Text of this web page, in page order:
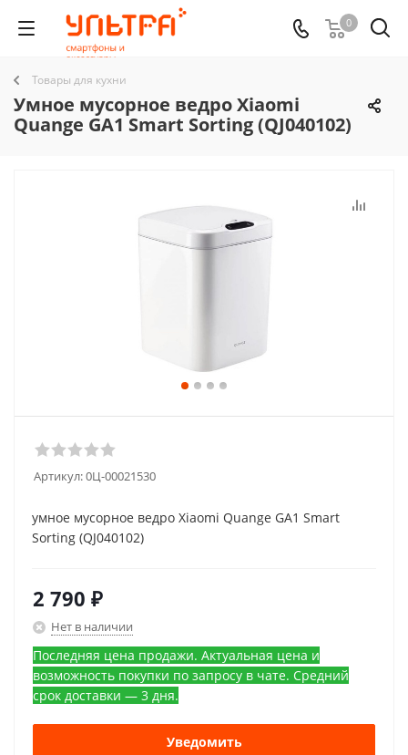
0
Товары для кухни
Умное мусорное ведро Xiaomi
Quange GA1 Smart Sorting (QJ040102)
Артикул:0Ц-00021530
умное мусорное ведро Xiaomi Quange GA1 Smart
Sorting (QJ040102)
2 790 ₽
Нет в наличии
Последняя цена продажи. Актуальная цена и
возможность покупки по запросу в чате. Средний
срок доставки — 3 дня.
Уведомить